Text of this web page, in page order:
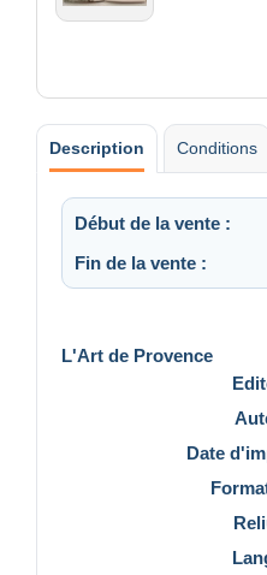
Description Conditions
Début de la vente :
Fin de la vente :
L'Art de Provence
Date